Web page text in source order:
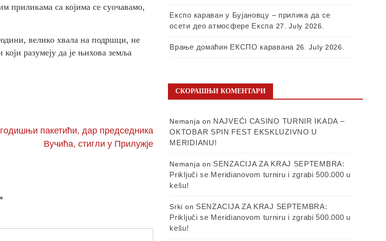
приликама са којима се суочавамо,
велико хвала на подршци, не
разумеју да је њихова земља
пакетићи, дар председника
Вучића, стигли у Прилужје
*
Експо караван у Бујановцу – прилика да се
осети део атмосфере Експа 27. July 2026.
Врање домаћин ЕКСПО каравана 26. July 2026.
СКОРАШЊИ КОМЕНТАРИ
Nemanja on NAJVEĆI CASINO TURNIR IKADA –
OKTOBAR SPIN FEST EKSKLUZIVNO U
MERIDIANU!
Nemanja on SENZACIJA ZA KRAJ SEPTEMBRA:
Priključi se Meridianovom turniru i zgrabi 500.000 u
kešu!
Srki on SENZACIJA ZA KRAJ SEPTEMBRA:
Priključi se Meridianovom turniru i zgrabi 500.000 u
kešu!